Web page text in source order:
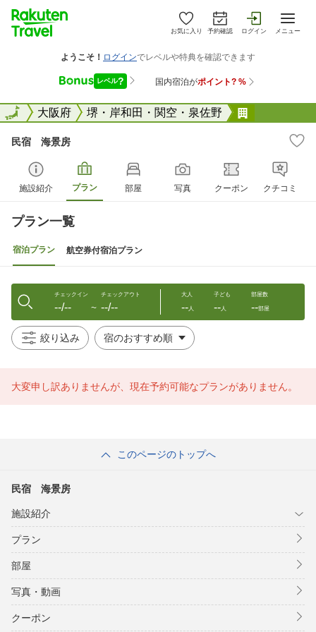
お気に入り 予約確認 ログイン メニュー
全国大阪府 堺・岸和田・関空・泉佐野
全国
民宿 海景房
施設紹介 プラン 部屋 写真 クーポン クチコミ
プラン一覧
宿泊プラン 航空券付宿泊プラン
チェックイン
--/-- 〜
チェックアウト
--/--
大人
--人
子ども
--人
部屋数
--部屋
絞り込み
大変申し訳ありませんが、現在予約可能なプランがありません。
このページのトップへ
民宿 海景房
施設紹介
プラン
部屋
写真・動画
クーポン